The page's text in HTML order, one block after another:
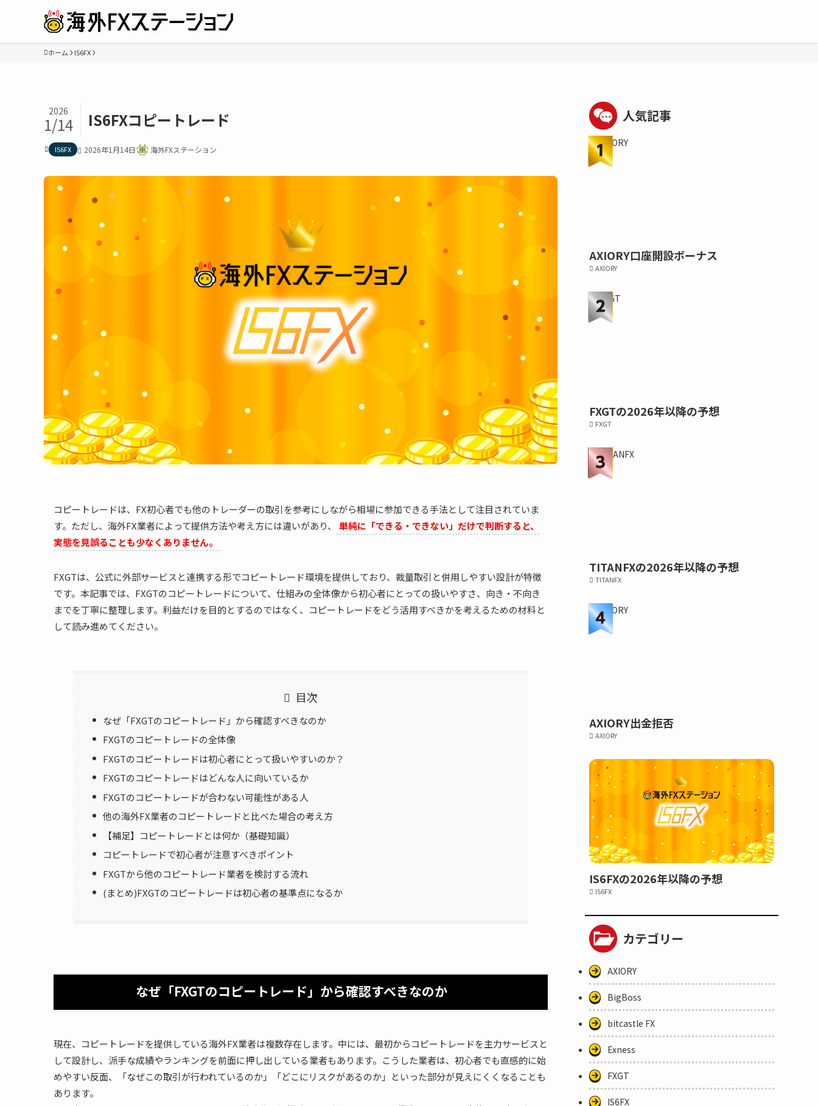
ホーム IS6FX
IS6FXコピートレード
2026
1/14
IS6FX 2026年1月14日 海外FXステーション
コピートレードは、FX初心者でも他のトレーダーの取引を参考にしながら相場に参加できる手法として注目されていま
す。ただし、海外FX業者によって提供方法や考え方には違いがあり、
単純に「できる・できない」だけで判断すると、
実態を見誤ることも少なくありません。
FXGTは、公式に外部サービスと連携する形でコピートレード環境を提供しており、裁量取引と併用しやすい設計が特徴
です。本記事では、FXGTのコピートレードについて、仕組みの全体像から初心者にとっての扱いやすさ、向き・不向き
までを丁寧に整理します。利益だけを目的とするのではなく、コピートレードをどう活用すべきかを考えるための材料と
して読み進めてください。
目次
なぜ「FXGTのコピートレード」から確認すべきなのか
FXGTのコピートレードの全体像
FXGTのコピートレードは初心者にとって扱いやすいのか？
FXGTのコピートレードはどんな人に向いているか
FXGTのコピートレードが合わない可能性がある人
他の海外FX業者のコピートレードと比べた場合の考え方
【補足】コピートレードとは何か（基礎知識）
コピートレードで初心者が注意すべきポイント
FXGTから他のコピートレード業者を検討する流れ
(まとめ)FXGTのコピートレードは初心者の基準点になるか
なぜ「FXGTのコピートレード」から確認すべきなのか
現在、コピートレードを提供している海外FX業者は複数存在します。中には、最初からコピートレードを主力サービスと
して設計し、派手な成績やランキングを前面に押し出している業者もあります。こうした業者は、初心者でも直感的に始
めやすい反面、「なぜこの取引が行われているのか」「どこにリスクがあるのか」といった部分が見えにくくなることも
あります。
人気記事
AXIORY口座開設ボーナス
AXIORY
FXGTの2026年以降の予想
FXGT
TITANFXの2026年以降の予想
TITANFX
AXIORY出金拒否
AXIORY
IS6FXの2026年以降の予想
IS6FX
カテゴリー
AXIORY
BigBoss
bitcastle FX
Exness
FXGT
IS6FX